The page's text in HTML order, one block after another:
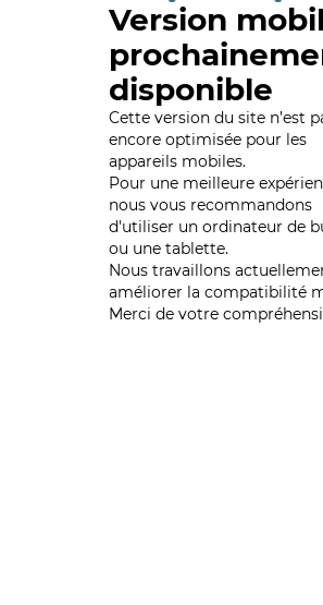
Version
disponible
Cette version du site n’est
encore optimisée pour les
appareils mobiles.
Pour une meilleure
nous vous recommandons
d'utiliser un ordinateur de
ou une tablette.
Nous travaillons
améliorer la compatibilité
Merci de votre